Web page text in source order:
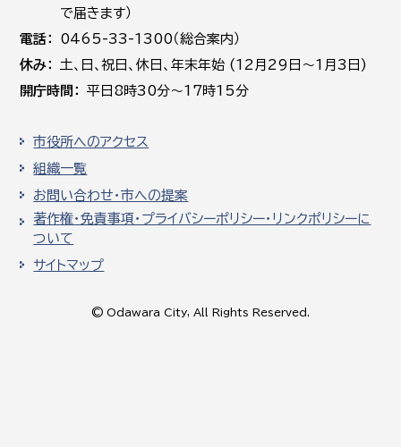
で届きます）
電話
0465-33-1300（総合案内）
休み
土､日､祝日、休日、年末年始 (12月29日～1月3日)
開庁時間
平日8時30分～17時15分
市役所へのアクセス
組織一覧
お問い合わせ・市への提案
著作権・免責事項・プライバシーポリシー・リンクポリシーに
ついて
サイトマップ
© Odawara City, All Rights Reserved.